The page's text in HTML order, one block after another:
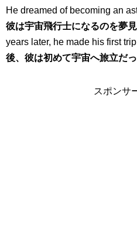
He dreamed of becoming an
彼は宇宙飛行士になるのを夢見
years later, he made his first
後、彼は初めて宇宙へ旅立だっ
スポンサ